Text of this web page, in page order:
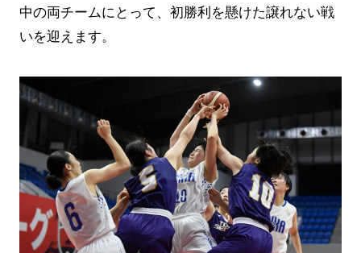
中の両チームにとって、初勝利を懸けた譲れない戦
いを迎えます。